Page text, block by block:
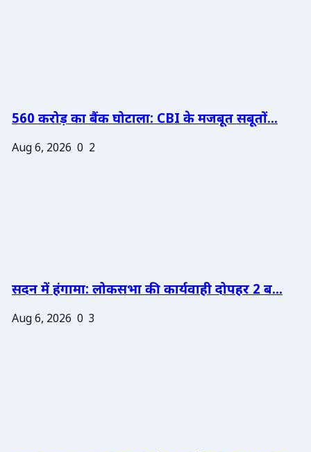
560 करोड़ का बैंक घोटाला: CBI के मजबूत सबूतों...
Aug 6, 2026 0 2
सदन में हंगामा: लोकसभा की कार्यवाही दोपहर 2 ब...
Aug 6, 2026 0 3